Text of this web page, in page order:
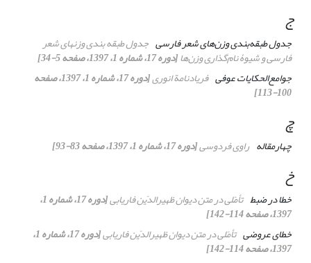
ج
جدول طبقه‌بندی وزن‌های شعر فارسی جدول طبقه بندی وزنهای شعر
فارسی و شیوۀ ‌نام‌گذاری وزن‌ها[دوره 17، شماره 1، 1397، صفحه 5-34]
جوامع‌الحکایات عوفی فریادنامة انوری [دوره 17، شماره 1، 1397، صفحه
100-113]
چ
چهارمقاله راوی فردوسی[دوره 17، شماره 1، 1397، صفحه 83-93]
خ
خطا در ضبط تأمّلی در متن دیوان ظهیرالدّین فاریابی [دوره 17، شماره 1،
1397، صفحه 114-142]
خطای عروضی تأمّلی در متن دیوان ظهیرالدّین فاریابی [دوره 17، شماره 1،
1397، صفحه 114-142]